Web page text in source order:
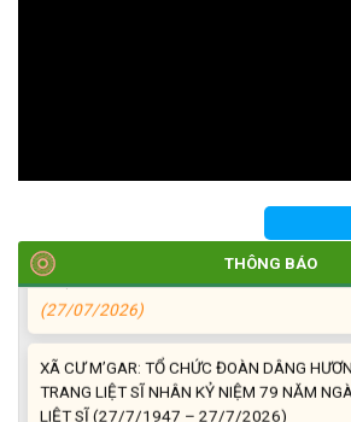
THÔNG BÁO
HỘI NGƯỜI CAO TUỔI XÃ CƯ M’GAR: SƠ
THÁNG ĐẦU NĂM VÀ KIỆN TOÀN TỔ
NHẬP
(27/07/2026)
XÃ CƯ M’GAR: TỔ CHỨC ĐOÀN DÂNG
TRANG LIỆT SĨ NHÂN KỶ NIỆM 79 NĂM
LIỆT SĨ (27/7/1947 – 27/7/2026)